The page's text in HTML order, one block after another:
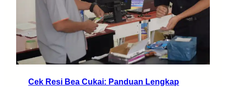
Cek Resi Bea Cukai: Panduan Lengkap